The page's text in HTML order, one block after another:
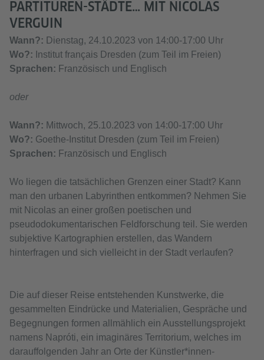
PARTITUREN-STÄDTE… MIT NICOLAS
VERGUIN
Wann?: Dienstag, 24.10.2023 von 14:00-17:00 Uhr
Wo?: Institut français Dresden (zum Teil im Freien)
Sprachen: Französisch und Englisch
oder
Wann?: Mittwoch, 25.10.2023 von 14:00-17:00 Uhr
Wo?: Goethe-Institut Dresden (zum Teil im Freien)
Sprachen: Französisch und Englisch
Wo liegen die tatsächlichen Grenzen einer Stadt? Kann
man den urbanen Labyrinthen entkommen? Nehmen Sie
mit Nicolas an einer großen poetischen und
pseudodokumentarischen Feldforschung teil. Sie werden
subjektive Kartographien erstellen, das Wandern
hinterfragen und sich vielleicht in der Stadt verlaufen?
Die auf dieser Reise entstehenden Kunstwerke, die
gesammelten Eindrücke und Materialien, Gespräche und
Begegnungen formen allmählich ein Ausstellungsprojekt
namens Napróti, ein imaginäres Territorium, welches im
darauffolgenden Jahr an Orte der Künstler*innen-